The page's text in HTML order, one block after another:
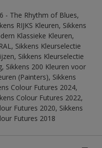
- The Rhythm of Blues,
RIJKS Kleuren, Sikkens
Klassieke Kleuren,
Sikkens Kleurselectie
Sikkens Kleurselectie
Sikkens 200 Kleuren voor
(Painters), Sikkens
Colour Futures 2024,
Colour Futures 2022,
Futures 2020, Sikkens
Futures 2018